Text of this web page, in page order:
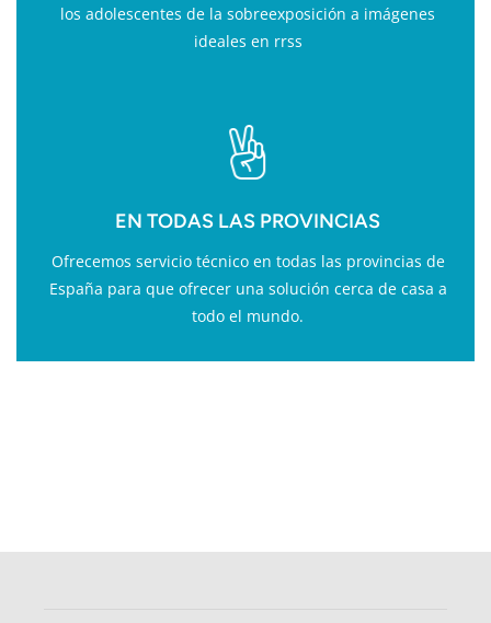
los adolescentes de la sobreexposición a imágenes
ideales en rrss
EN TODAS LAS PROVINCIAS
Ofrecemos servicio técnico en todas las provincias de
España para que ofrecer una solución cerca de casa a
todo el mundo.